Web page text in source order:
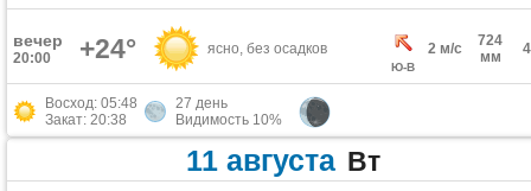
вечер
20:00 +24° ясно, без осадков
Ю-В
2 м/с
724
мм
Восход: 05:48
Закат: 20:38
27 день
Видимость 10%
11 августа Вт